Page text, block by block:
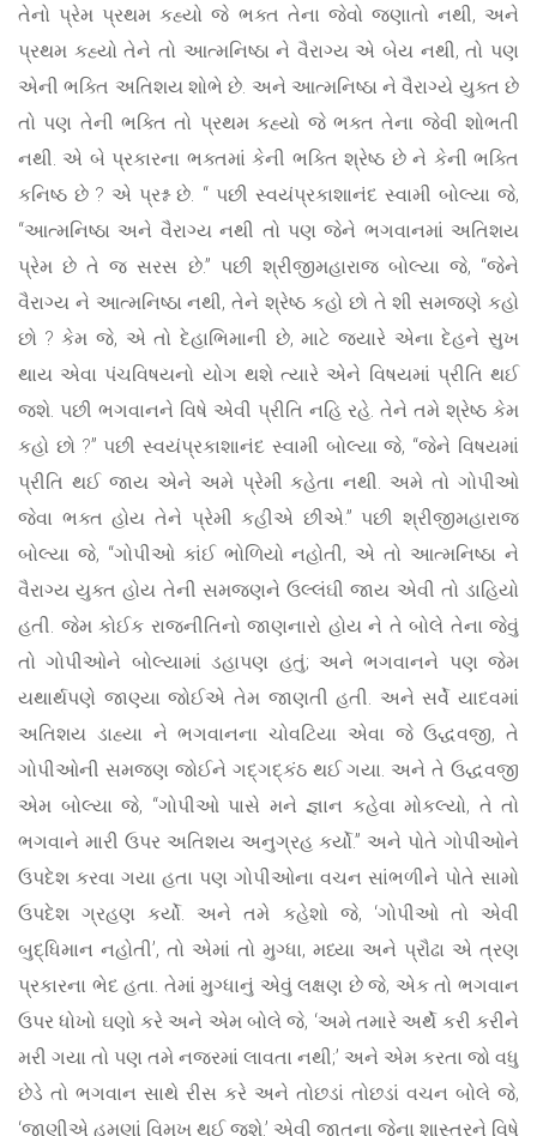
તેનો પ્રેમ પ્રથમ કહ્યો જે ભક્ત તેના જેવો જણાતો નથી, અને
પ્રથમ કહ્યો તેને તો આત્મનિષ્ઠા ને વૈરાગ્ય એ બેય નથી, તો પણ
એની ભક્તિ અતિશય શોભે છે. અને આત્મનિષ્ઠા ને વૈરાગ્યે યુક્ત છે
તો પણ તેની ભક્તિ તો પ્રથમ કહ્યો જે ભક્ત તેના જેવી શોભતી
નથી. એ બે પ્રકારના ભક્તમાં કેની ભક્તિ શ્રેષ્ઠ છે ને કેની ભક્તિ
કનિષ્ઠ છે ? એ પ્રશ્ન છે. “ પછી સ્વયંપ્રકાશાનંદ સ્વામી બોલ્યા જે,
“આત્મનિષ્ઠા અને વૈરાગ્ય નથી તો પણ જેને ભગવાનમાં અતિશય
પ્રેમ છે તે જ સરસ છે.” પછી શ્રીજીમહારાજ બોલ્યા જે, “જેને
વૈરાગ્ય ને આત્મનિષ્ઠા નથી, તેને શ્રેષ્ઠ કહો છો તે શી સમજણે કહો
છો ? કેમ જે, એ તો દેહાભિમાની છે, માટે જ્યારે એના દેહને સુખ
થાય એવા પંચવિષયનો યોગ થશે ત્યારે એને વિષયમાં પ્રીતિ થઈ
જશે. પછી ભગવાનને વિષે એવી પ્રીતિ નહિ રહે. તેને તમે શ્રેષ્ઠ કેમ
કહો છો ?” પછી સ્વયંપ્રકાશાનંદ સ્વામી બોલ્યા જે, “જેને વિષયમાં
પ્રીતિ થઈ જાય એને અમે પ્રેમી કહેતા નથી. અમે તો ગોપીઓ
જેવા ભક્ત હોય તેને પ્રેમી કહીએ છીએ.” પછી શ્રીજીમહારાજ
બોલ્યા જે, “ગોપીઓ કાંઈ ભોળિયો નહોતી, એ તો આત્મનિષ્ઠા ને
વૈરાગ્ય યુક્ત હોય તેની સમજણને ઉલ્લંઘી જાય એવી તો ડાહિયો
હતી. જેમ કોઈક રાજનીતિનો જાણનારો હોય ને તે બોલે તેના જેવું
તો ગોપીઓને બોલ્યામાં ડહાપણ હતું; અને ભગવાનને પણ જેમ
યથાર્થપણે જાણ્યા જોઈએ તેમ જાણતી હતી. અને સર્વે યાદવમાં
અતિશય ડાહ્યા ને ભગવાનના ચોવટિયા એવા જે ઉદ્ધવજી, તે
ગોપીઓની સમજણ જોઈને ગદ્ગદ્કંઠ થઈ ગયા. અને તે ઉદ્ધવજી
એમ બોલ્યા જે, “ગોપીઓ પાસે મને જ્ઞાન કહેવા મોકલ્યો, તે તો
ભગવાને મારી ઉપર અતિશય અનુગ્રહ કર્યો.” અને પોતે ગોપીઓને
ઉપદેશ કરવા ગયા હતા પણ ગોપીઓના વચન સાંભળીને પોતે સામો
ઉપદેશ ગ્રહણ કર્યો. અને તમે કહેશો જે, ‘ગોપીઓ તો એવી
બુદ્ધિમાન નહોતી’, તો એમાં તો મુગ્ધા, મધ્યા અને પ્રૌઢા એ ત્રણ
પ્રકારના ભેદ હતા. તેમાં મુગ્ધાનું એવું લક્ષણ છે જે, એક તો ભગવાન
ઉપર ધોખો ઘણો કરે અને એમ બોલે જે, ‘અમે તમારે અર્થે કરી કરીને
મરી ગયા તો પણ તમે નજરમાં લાવતા નથી;’ અને એમ કરતા જો વધુ
છેડે તો ભગવાન સાથે રીસ કરે અને તોછડાં તોછડાં વચન બોલે જે,
‘જાણીએ હમણાં વિમુખ થઈ જશે.’ એવી જાતના જેના શાસ્ત્રને વિષે